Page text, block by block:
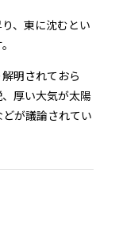
、東に沈むとい
明されておら
厚い大気が太陽
が議論されてい